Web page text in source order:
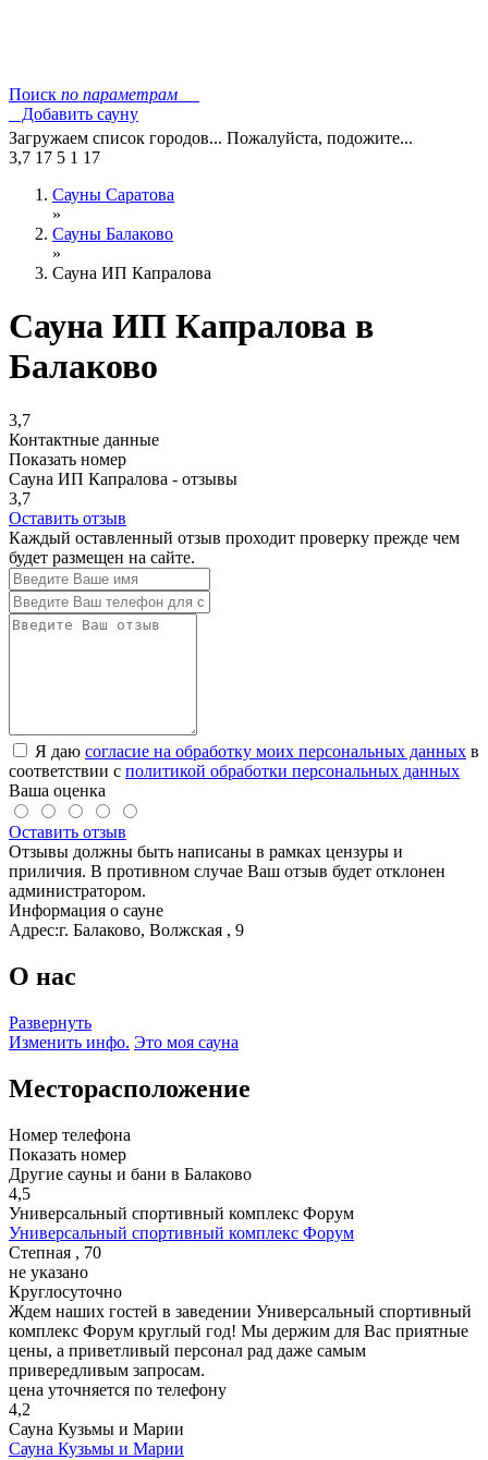
Поиск по параметрам
Добавить сауну
Загружаем список городов... Пожалуйста, подожите...
3,7 17 5 1 17
Сауны Саратова
»
Сауны Балаково
»
Сауна ИП Капралова
Сауна ИП Капралова в
Балаково
3,7
Контактные данные
Показать номер
Сауна ИП Капралова - отзывы
3,7
Оставить отзыв
Каждый оставленный отзыв проходит проверку прежде чем
будет размещен на сайте.
Я даю согласие на обработку моих персональных данных в
соответствии с политикой обработки персональных данных
Ваша оценка
Оставить отзыв
Отзывы должны быть написаны в рамках цензуры и
приличия. В противном случае Ваш отзыв будет отклонен
администратором.
Информация о сауне
Адрес:г. Балаково, Волжская , 9
О нас
Развернуть
Изменить инфо. Это моя сауна
Месторасположение
Номер телефона
Показать номер
Другие сауны и бани в Балаково
4,5
Универсальный спортивный комплекс Форум
Универсальный спортивный комплекс Форум
Степная , 70
не указано
Круглосуточно
Ждем наших гостей в заведении Универсальный спортивный
комплекс Форум круглый год! Мы держим для Вас приятные
цены, а приветливый персонал рад даже самым
привередливым запросам.
цена уточняется по телефону
4,2
Сауна Кузьмы и Марии
Сауна Кузьмы и Марии